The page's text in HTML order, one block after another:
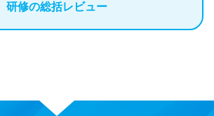
研修の総括レビュー